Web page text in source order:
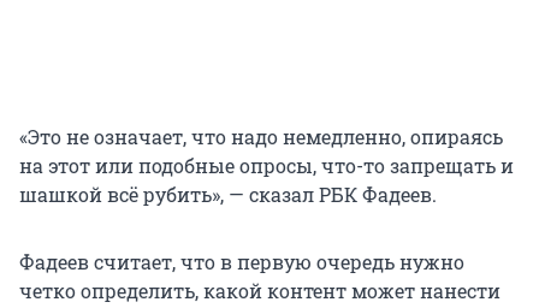
«Это не означает, что надо немедленно, опираясь
на этот или подобные опросы, что-то запрещать и
шашкой всё рубить», — сказал РБК Фадеев.
Фадеев считает, что в первую очередь нужно
четко определить, какой контент может нанести